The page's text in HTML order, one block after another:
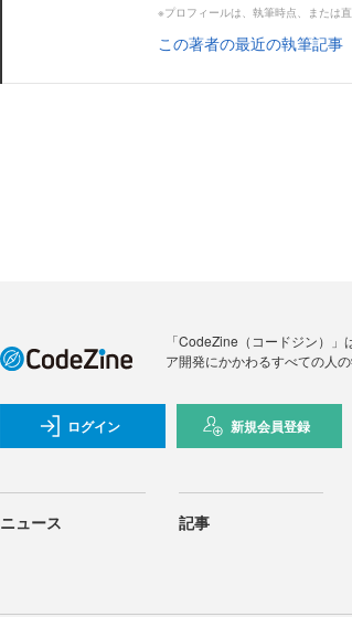
※プロフィールは、執筆時点、または
この著者の最近の執筆記事
「CodeZine（コードジン）
ア開発にかかわるすべての人
ログイン 新規会員登録
ニュース 記事